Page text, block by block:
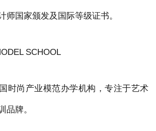
师国家颁发及国际等级证书。
SCHOOL
时尚产业模范办学机构，专注于艺术
品牌。